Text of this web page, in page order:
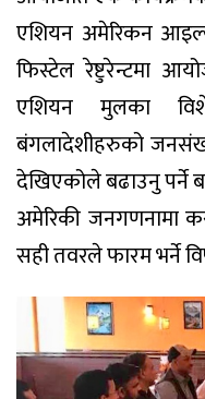
एशियन अमेरिकन
फिस्टेल रेष्टुरेन्टमा
एशियन मुलका
बंगलादेशीहरुको
देखिएकोले बढाउनु पर्ने
अमेरिकी जनगणनामा
सही तवरले फारम भर्ने